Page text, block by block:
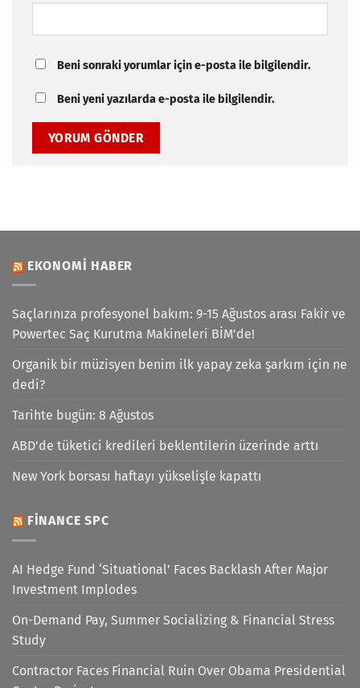
Beni sonraki yorumlar için e-posta ile bilgilendir.
Beni yeni yazılarda e-posta ile bilgilendir.
EKONOMI HABER
Saçlarınıza profesyonel bakım: 9-15 Ağustos arası Fakir ve
Powertec Saç Kurutma Makineleri BİM'de!
Organik bir müzisyen benim ilk yapay zeka şarkım için ne
dedi?
Tarihte bugün: 8 Ağustos
ABD'de tüketici kredileri beklentilerin üzerinde arttı
New York borsası haftayı yükselişle kapattı
FINANCE SPC
AI Hedge Fund ‘Situational’ Faces Backlash After Major
Investment Implodes
On-Demand Pay, Summer Socializing & Financial Stress
Study
Contractor Faces Financial Ruin Over Obama Presidential